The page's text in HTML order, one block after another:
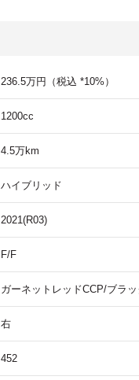
236.5万円 （税込 *10%）
1200cc
4.5万km
ハイブリッド
2021(R03)
F/F
ガーネットレッドCCP/ブラ
右
452